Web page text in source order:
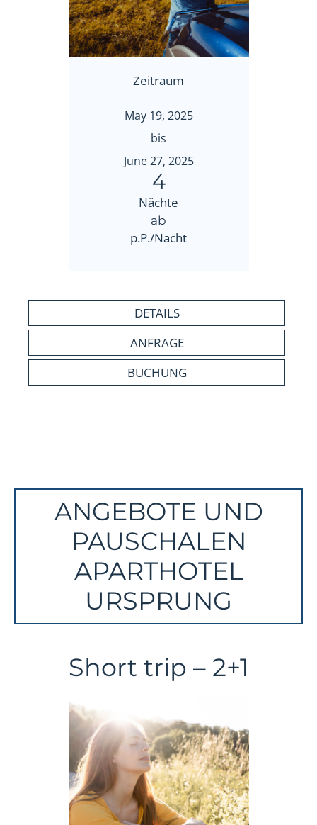
Zeitraum
May 19, 2025
bis
June 27, 2025
4
Nächte
ab
p.P./Nacht
DETAILS
ANFRAGE
BUCHUNG
ANGEBOTE UND
PAUSCHALEN
APARTHOTEL
URSPRUNG
Short trip – 2+1